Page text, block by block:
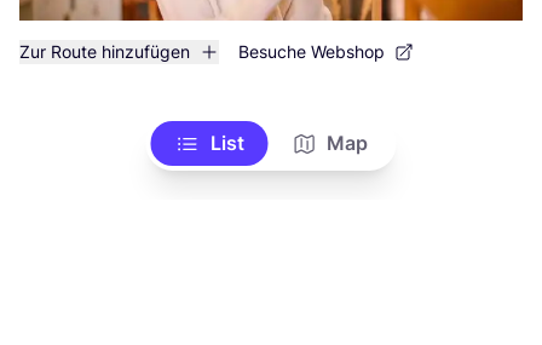
Zur Route hinzufügen Besuche Webshop
List Map